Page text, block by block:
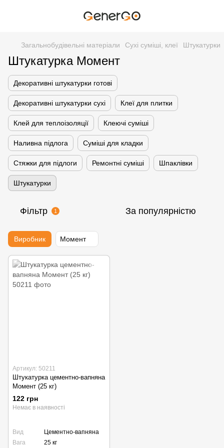
Загальнобудівельні матеріали Сухі суміші, клеї Штукатурки
Штукатурка Момент
Декоративні штукатурки готові
Декоративні штукатурки сухі Клеї для плитки
Клей для теплоізоляції Клеючі суміші
Наливна підлога Суміші для кладки
Стяжки для підлоги Ремонтні суміші Шпаклівки
Штукатурки
Фільтр 1 За популярністю
Виробник Момент
Артикул: 50211
Штукатурка цементно-вапняна
Момент (25 кг)
122 грн
Немає в наявності
Вид
Цементно-вапняна
Вага
25 кг